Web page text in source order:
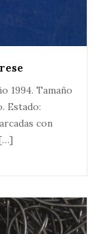
1994. Tamaño
Estado:
con